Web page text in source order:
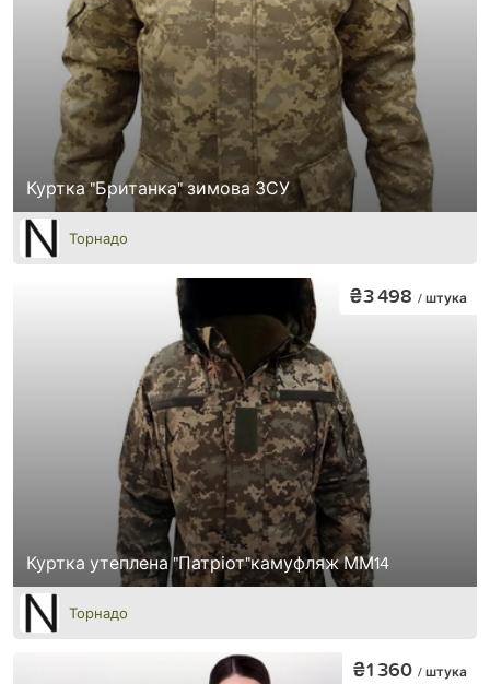
Куртка "Британка" зимова ЗСУ
Торнадо
Куртка утеплена "Патріот"камуфляж ММ14
₴3 498 / штука
Торнадо
₴1 360 / штука